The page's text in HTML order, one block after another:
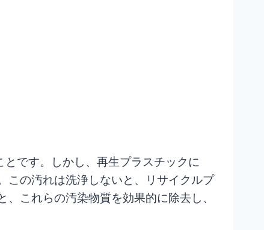
です。しかし、再生プラスチックに
この汚れは洗浄しないと、リサイクルプ
これらの汚染物質を効果的に除去し、